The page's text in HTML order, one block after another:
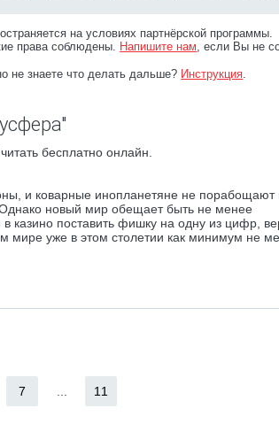
на условиях партнёрской программы.
права соблюдены. Напишите нам, если Вы не
не знаете что делать дальше? Инструкция.
бесплатно онлайн.
и коварные инопланетяне не
Однако новый мир обещает быть не менее
поставить фишку на одну из цифр,
мире уже в этом столетии как минимум не
7 11